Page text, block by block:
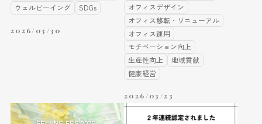
ウェルビーイング
SDGs
2026/03/30
オフィスデザイン
オフィス移転・リニューアル
オフィス運用
モチベーション向上
生産性向上
地域貢献
健康経営
2026/03/23